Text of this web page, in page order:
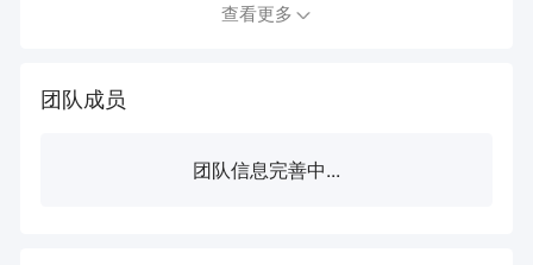
查看更多
团队成员
团队信息完善中...